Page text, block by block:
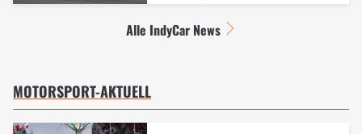
Alle IndyCar News
MOTORSPORT-AKTUELL